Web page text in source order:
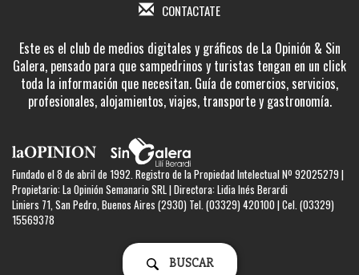
CONTACTATE
Este es el club de medios digitales y gráficos de La Opinión & Sin
Galera, pensado para que sampedrinos y turistas tengan en un click
toda la información que necesitan. Guía de comercios, servicios,
profesionales, alojamientos, viajes, transporte y gastronomía.
Fundado el 8 de abril de 1992. Registro de la Propiedad Intelectual Nº 92025279 |
Propietario: La Opinión Semanario SRL | Directora: Lidia Inés Berardi
Liniers 71, San Pedro, Buenos Aires (2930) Tel. (03329) 420100 | Cel. (03329)
15569378
BUSCAR